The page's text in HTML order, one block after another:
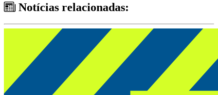
Notícias relacionadas: